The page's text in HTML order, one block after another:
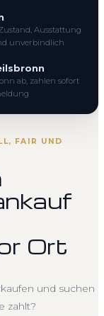
FAIR UND
Ort
und suchen
zahlt?
Ausstattung
unverbindlich
ab, zahlen sofort